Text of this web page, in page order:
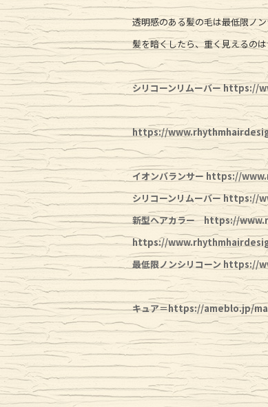
透明感のある髪の毛は最低限ノ
髪を暗くしたら、重く見えるの
シリコーンリムーバーhttps://
https://
イオンバランサー https://
シリコーンリムーバー
新型ヘアカラーhttps://
https://
最低限ノンシリコーン
キュア＝https://ameblo.jp/